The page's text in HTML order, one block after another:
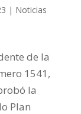
| Noticias
de la
1541,
la
Plan